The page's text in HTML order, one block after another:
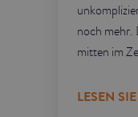
noch mehr.
mitten im
LESEN